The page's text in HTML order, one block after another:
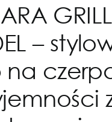
GRILL
–
na